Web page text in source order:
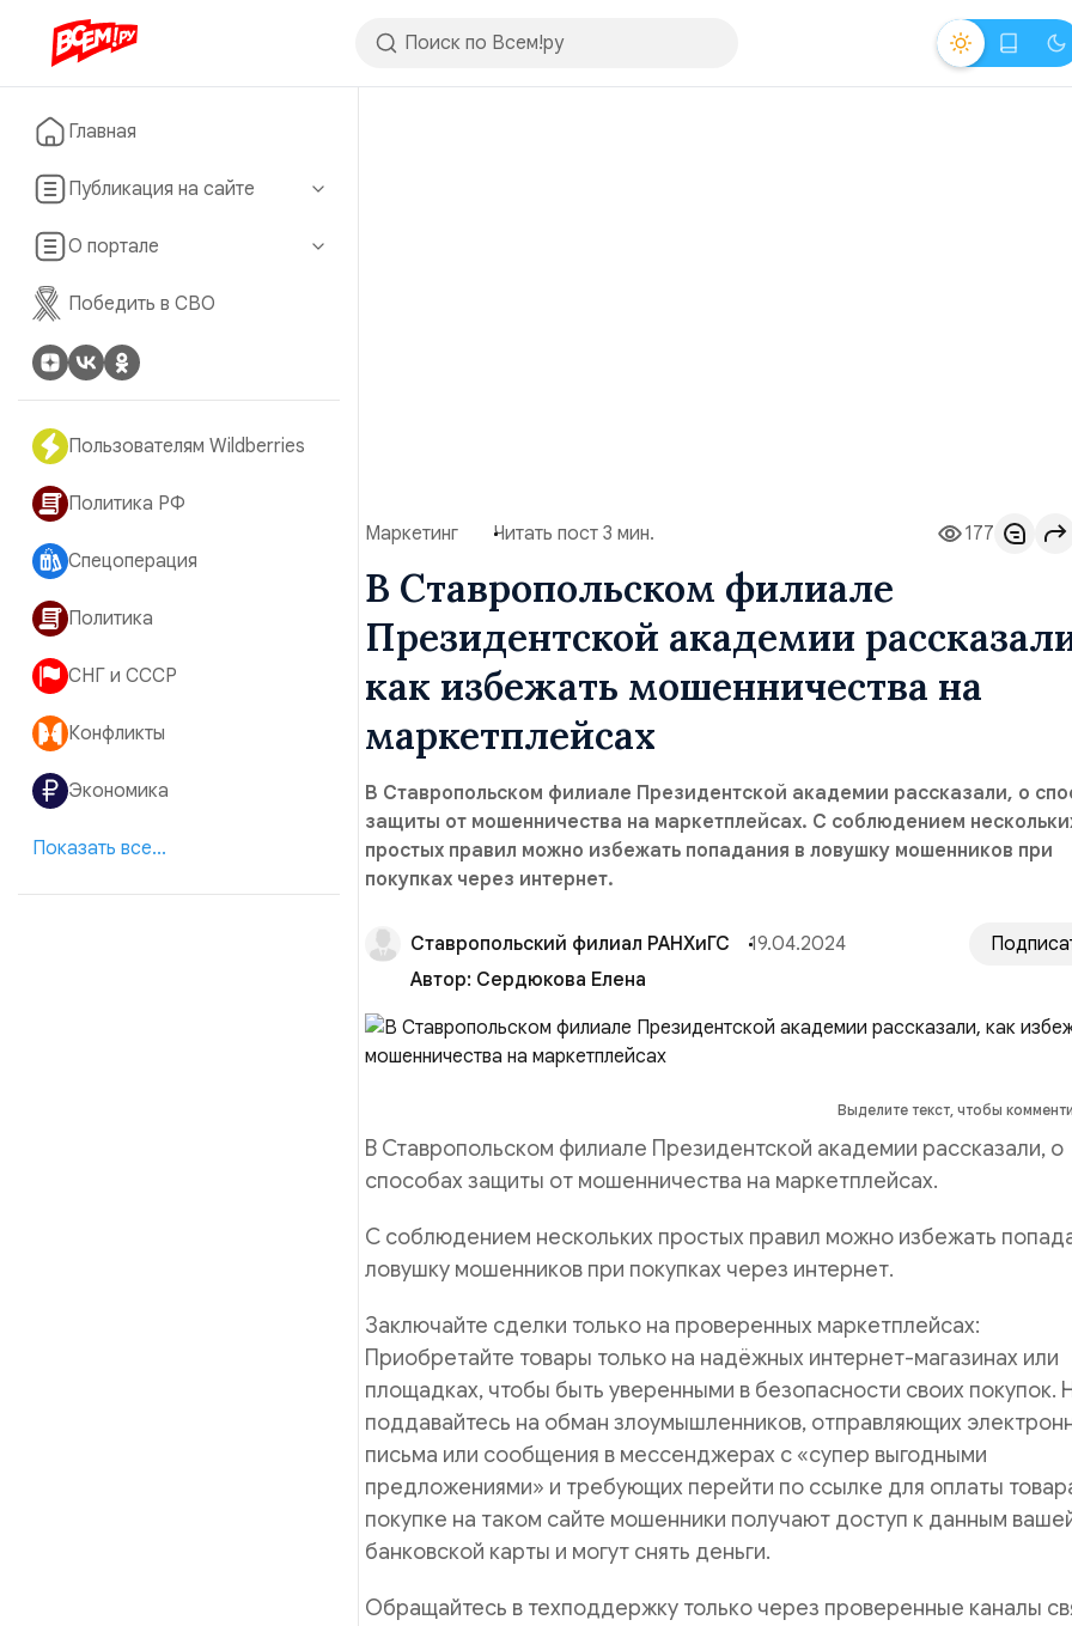
Главная
Публикация на сайте
О портале
Победить в СВО
Пользователям Wildberries
Политика РФ
Спецоперация
Политика
СНГ и СССР
Конфликты
Экономика
Показать все...
Маркетинг Читать пост 3 мин. 177
В Ставропольском филиале
Президентской академии
как избежать мошенничества на
маркетплейсах
В Ставропольском филиале Президентской академии рассказали, о
защиты от мошенничества на маркетплейсах. С соблюдением
простых правил можно избежать попадания в ловушку мошенников при
покупках через интернет.
Ставропольский филиал РАНХиГС 19.04.2024
Автор: Сердюкова Елена
Выделите текст, чтобы
В Ставропольском филиале Президентской академии рассказали, о
способах защиты от мошенничества на маркетплейсах.
С соблюдением нескольких простых правил можно избежать
ловушку мошенников при покупках через интернет.
Заключайте сделки только на проверенных маркетплейсах:
Приобретайте товары только на надёжных интернет-магазинах или
площадках, чтобы быть уверенными в безопасности своих покупок.
поддавайтесь на обман злоумышленников, отправляющих
письма или сообщения в мессенджерах с «супер выгодными
предложениями» и требующих перейти по ссылке для оплаты
покупке на таком сайте мошенники получают доступ к данным
банковской карты и могут снять деньги.
Обращайтесь в техподдержку только через проверенные каналы